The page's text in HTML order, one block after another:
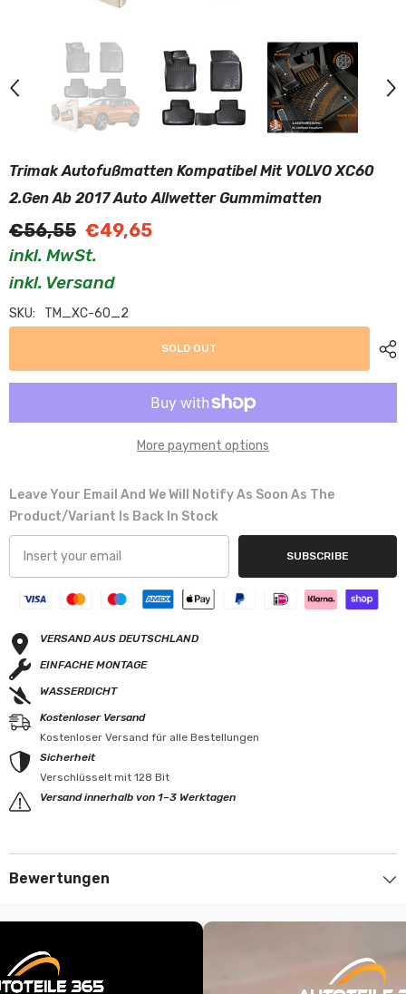
Trimak Autofußmatten Kompatibel Mit VOLVO XC60
2.Gen Ab 2017 Auto Allwetter Gummimatten
€56,55 €49,65
inkl. MwSt.
inkl. Versand
SKU: TM_XC-60_2
SOLD OUT
More payment options
Leave Your Email And We Will Notify As Soon As The
Product/variant Is Back In Stock
SUBSCRIBE
VERSAND AUS DEUTSCHLAND
EINFACHE MONTAGE
WASSERDICHT
Kostenloser Versand
Kostenloser Versand für alle Bestellungen
Sicherheit
Verschlüsselt mit 128 Bit
Versand innerhalb von 1–3 Werktagen
Bewertungen